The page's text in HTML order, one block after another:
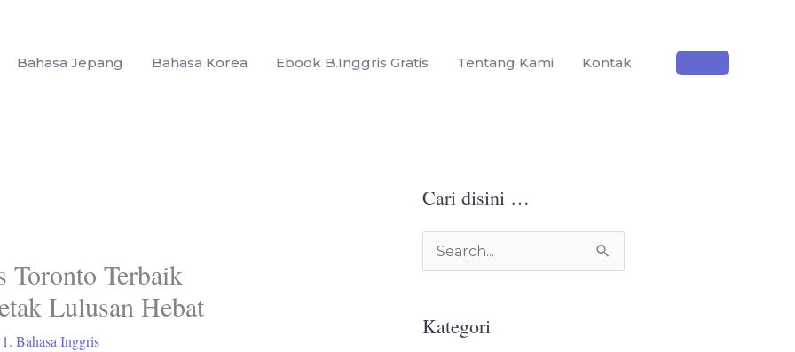
Bahasa Jepang Bahasa Korea Ebook B.Inggris Gratis Tentang Kami Kontak
Toronto Terbaik
Lulusan Hebat
1. Bahasa Inggris
Cari disini …
i
Kategori